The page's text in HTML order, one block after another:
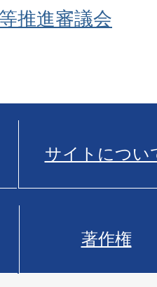
推進審議会
サイトについ
著作権